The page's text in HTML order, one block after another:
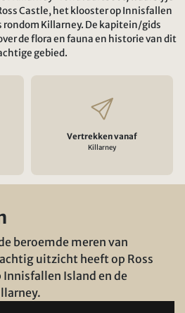
Castle, het klooster op Innisfallen
rondom Killarney. De kapitein/gids
de flora en fauna en historie van dit
gebied.
Vertrekken vanaf
Killarney
beroemde meren van
uitzicht heeft op Ross
Island en de